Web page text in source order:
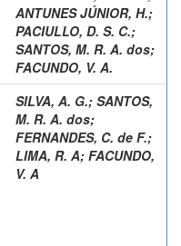
ANTUNES JÚNIOR, H.;
PACIULLO, D. S. C.;
SANTOS, M. R. A. dos;
FACUNDO, V. A.
SILVA, A. G.; SANTOS,
M. R. A. dos;
FERNANDES, C. de F.;
LIMA, R. A; FACUNDO,
V. A